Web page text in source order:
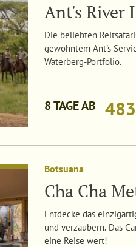
Ant's River
Die beliebten
gewohntem Ant's
Waterberg-Portfolio.
8 TAGE AB
Botsuana
Cha Cha
Entdecke das
und verzaubern. Das
eine Reise wert!